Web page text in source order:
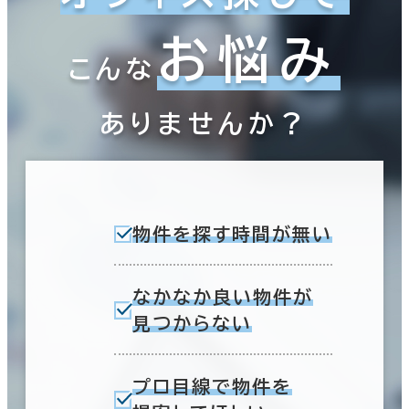
こんなお悩み
ありませんか？
物件を探す時間が無い
なかなか良い物件が
見つからない
プロ目線で物件を